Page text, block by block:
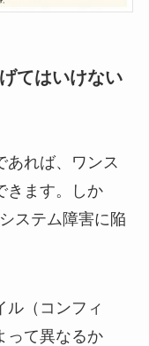
てはいけない
あれば、ワンス
きます。しか
ステム障害に陥
ル（コンフィ
って異なるか